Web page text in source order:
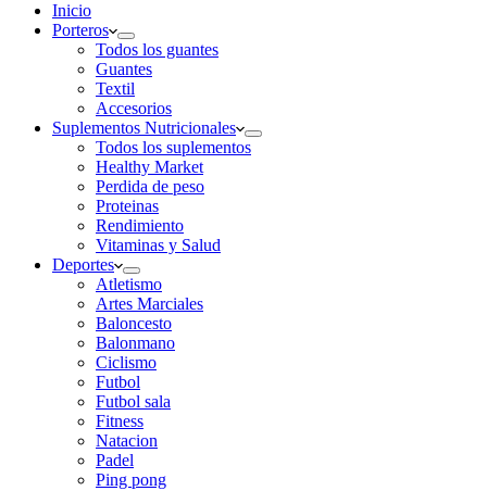
Inicio
Porteros
Todos los guantes
Guantes
Textil
Accesorios
Suplementos Nutricionales
Todos los suplementos
Healthy Market
Perdida de peso
Proteinas
Rendimiento
Vitaminas y Salud
Deportes
Atletismo
Artes Marciales
Baloncesto
Balonmano
Ciclismo
Futbol
Futbol sala
Fitness
Natacion
Padel
Ping pong